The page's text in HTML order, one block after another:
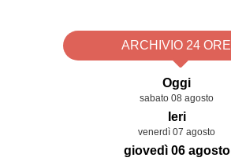
ARCHIVIO 24 ORE
Oggi
sabato 08 agosto
Ieri
venerdì 07 agosto
giovedì 06 agosto